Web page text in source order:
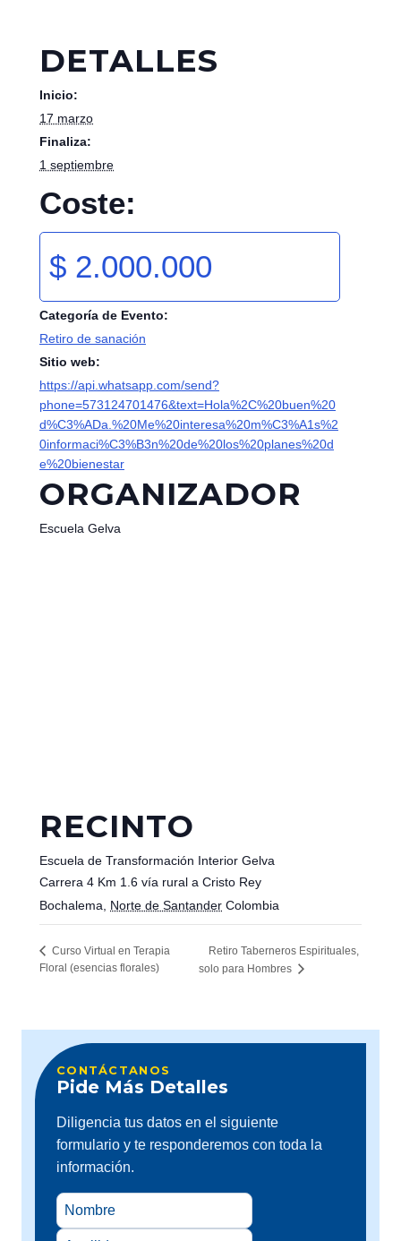
DETALLES
Inicio:
17 marzo
Finaliza:
1 septiembre
Coste:
$ 2.000.000
Categoría de Evento:
Retiro de sanación
Sitio web:
https://api.whatsapp.com/send?
phone=573124701476&text=Hola%2C%20buen%20
d%C3%ADa.%20Me%20interesa%20m%C3%A1s%2
0informaci%C3%B3n%20de%20los%20planes%20d
e%20bienestar
ORGANIZADOR
Escuela Gelva
RECINTO
Escuela de Transformación Interior Gelva
Carrera 4 Km 1.6 vía rural a Cristo Rey
Bochalema
Norte de Santander Colombia
Curso Virtual en Terapia
Floral (esencias florales)
Retiro Taberneros Espirituales,
solo para Hombres
CONTÁCTANOS
Pide Más Detalles
Diligencia tus datos en el siguiente
formulario y te responderemos con toda la
información.
Nombre